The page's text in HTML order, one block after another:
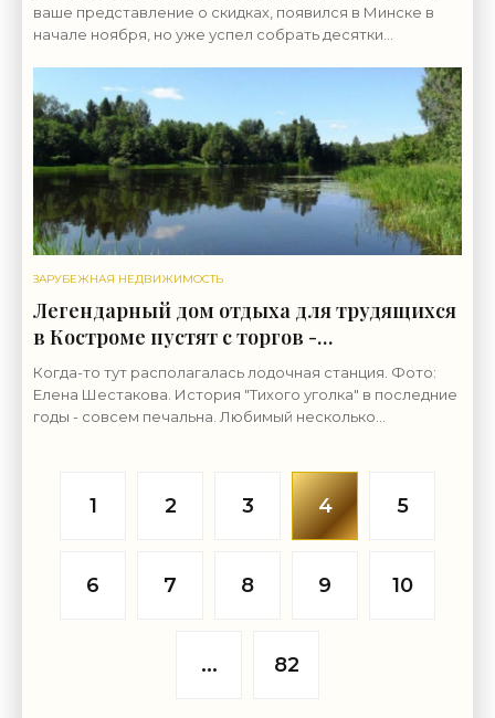
ваше представление о скидках, появился в Минске в
начале ноября, но уже успел собрать десятки
ЗАРУБЕЖНАЯ НЕДВИЖИМОСТЬ
Легендарный дом отдыха для трудящихся
в Костроме пустят с торгов -
«Недвижимость»
Когда-то тут располагалась лодочная станция. Фото:
Елена Шестакова. История "Тихого уголка" в последние
годы - совсем печальна. Любимый несколько
1 2 3 4 5
6 7 8 9 10
... 82